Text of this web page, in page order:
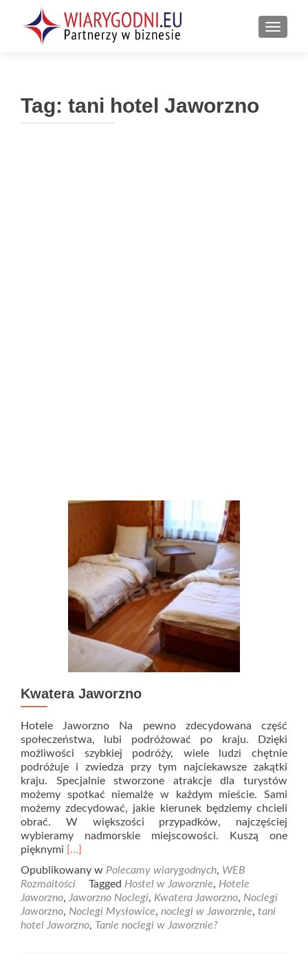
Tag: tani hotel Jaworzno
Kwatera Jaworzno
Hotele Jaworzno Na pewno zdecydowana część
społeczeństwa, lubi podróżować po kraju. Dzięki
możliwości szybkiej podróży, wiele ludzi chętnie
podróżuje i zwiedza przy tym najciekawsze zakątki
kraju. Specjalnie stworzone atrakcje dla turystów
możemy spotkać niemalże w każdym mieście. Sami
możemy zdecydować, jakie kierunek będziemy chcieli
obrać. W większości przypadków, najczęściej
wybieramy nadmorskie miejscowości. Kuszą one
pięknymi Read
about
Kwatera
Jaworzno
[…]
Opublikowany w Polecamy wiarygodnych, WEB
Rozmaitości
Tagged Hostel w Jaworznie, Hotele
Jaworzno, Jaworzno Noclegi, Kwatera Jaworzno, Noclegi
Jaworzno, Noclegi Mysłowice, noclegi w Jaworznie, tani
hotel Jaworzno, Tanie noclegi w Jaworznie?